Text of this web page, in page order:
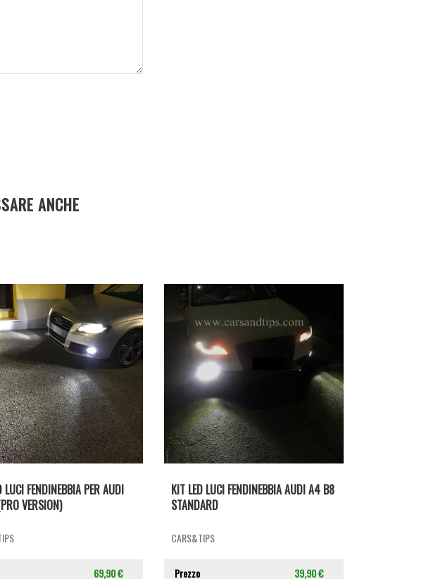
ANCHE
LUCI FENDINEBBIA PER AUDI
VERSION)
69,90 €
KIT LED LUCI FENDINEBBIA AUDI A4 B8
STANDARD
CARS&TIPS
Prezzo
39,90 €